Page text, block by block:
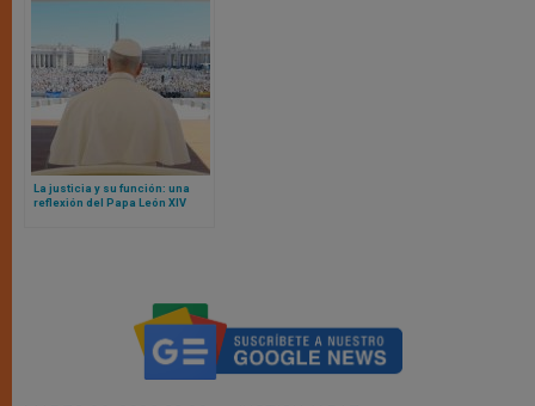
La justicia y su función: una
reflexión del Papa León XIV